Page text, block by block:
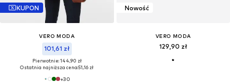
KUPON
VERO MODA
101,61 zł
Pierwotnie: 144,90 zł
Ostatnia najniższa cena:51,16 zł
+30
Nowość
VERO MODA
129,90 zł